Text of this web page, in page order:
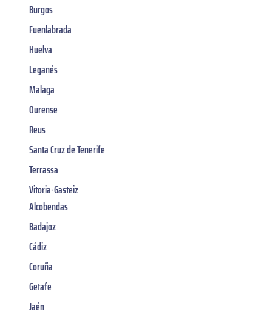
Burgos
Fuenlabrada
Huelva
Leganés
Malaga
Ourense
Reus
Santa Cruz de Tenerife
Terrassa
Vitoria-Gasteiz
Alcobendas
Badajoz
Cádiz
Coruña
Getafe
Jaén